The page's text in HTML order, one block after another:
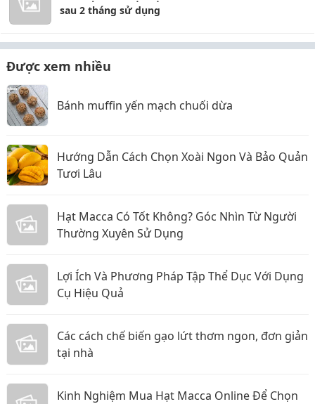
sau 2 tháng sử dụng
Được xem nhiều
Bánh muffin yến mạch chuối dừa
Hướng Dẫn Cách Chọn Xoài Ngon Và Bảo Quản
Tươi Lâu
Hạt Macca Có Tốt Không? Góc Nhìn Từ Người
Thường Xuyên Sử Dụng
Lợi Ích Và Phương Pháp Tập Thể Dục Với Dụng
Cụ Hiệu Quả
Các cách chế biến gạo lứt thơm ngon, đơn giản
tại nhà
Kinh Nghiệm Mua Hạt Macca Online Để Chọn